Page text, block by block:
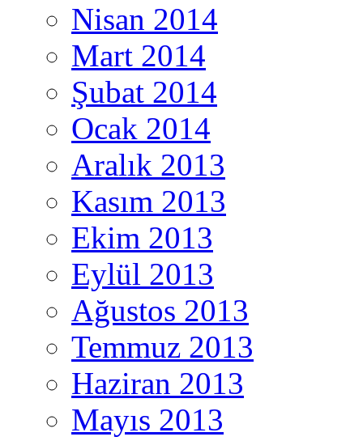
Nisan 2014
Mart 2014
Şubat 2014
Ocak 2014
Aralık 2013
Kasım 2013
Ekim 2013
Eylül 2013
Ağustos 2013
Temmuz 2013
Haziran 2013
Mayıs 2013